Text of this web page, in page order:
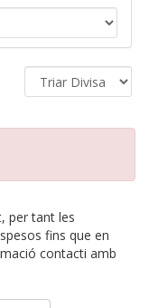
per tant les
fins que en
contacti amb